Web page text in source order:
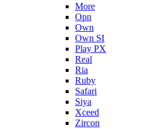
More
Opn
Own
Own SI
Play PX
Real
Ria
Ruby
Safari
Siya
Xceed
Zircon